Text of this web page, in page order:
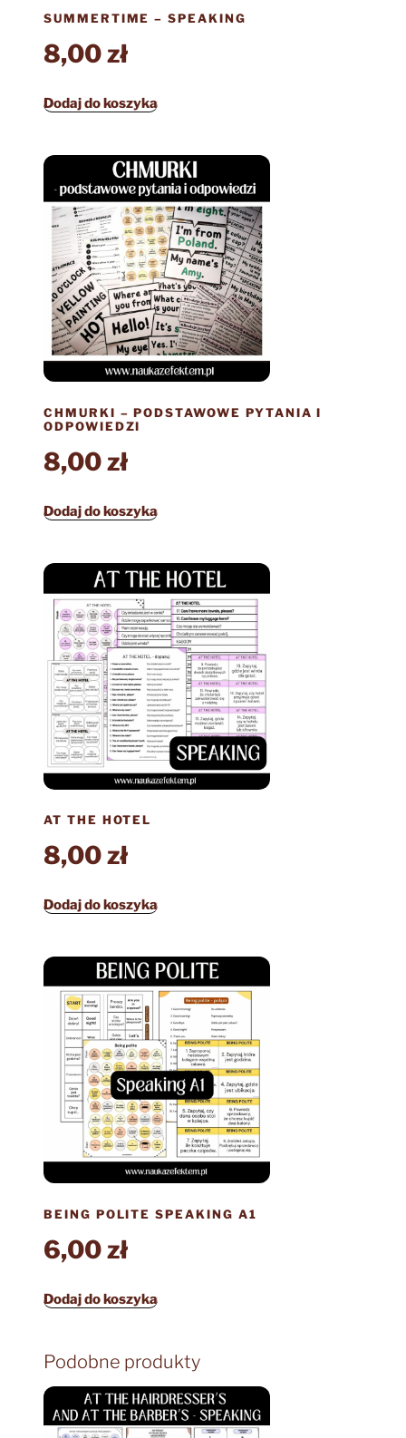
SUMMERTIME – SPEAKING
8,00zł
Dodaj do koszyka
CHMURKI – PODSTAWOWE PYTANIA I
ODPOWIEDZI
8,00zł
Dodaj do koszyka
AT THE HOTEL
8,00zł
Dodaj do koszyka
BEING POLITE SPEAKING A1
6,00zł
Dodaj do koszyka
Podobne produkty